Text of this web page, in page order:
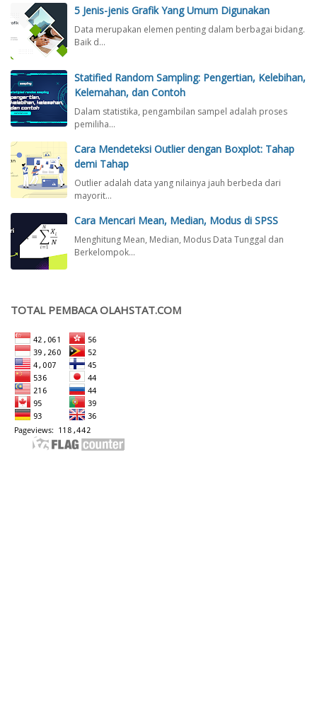
5 Jenis-jenis Grafik Yang Umum Digunakan
Data merupakan elemen penting dalam berbagai bidang.
Baik d…
Statified Random Sampling: Pengertian, Kelebihan,
Kelemahan, dan Contoh
Dalam statistika, pengambilan sampel adalah proses
pemiliha…
Cara Mendeteksi Outlier dengan Boxplot: Tahap
demi Tahap
Outlier adalah data yang nilainya jauh berbeda dari
mayorit…
Cara Mencari Mean, Median, Modus di SPSS
Menghitung Mean, Median, Modus Data Tunggal dan
Berkelompok…
TOTAL PEMBACA OLAHSTAT.COM